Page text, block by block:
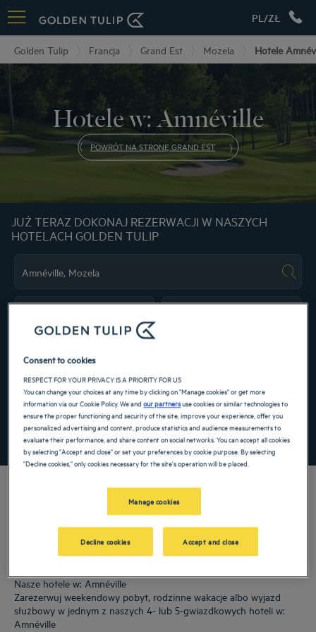
PL/ZŁ
Golden Tulip Francja Grand Est Mozela Hotele
Hotele w: Amnéville
POWRÓT NA STRONĘ GRAND EST
JUŻ TERAZ DOKONAJ REZERWACJI W NASZYCH
HOTELACH GOLDEN TULIP
Navigate forward to interact with the calendar and select a date. Press the
ZNAJDŹ HOTEL
Dodaj specjalny kod
Nasze hotele Golden Tulip witają Cię w: Amnéville. Restauracje, parking, dostępna
sala konferencyjna, wygodne pokoje — robimy, co w naszej mocy, aby Twój pobyt
Nasze hotele w: Amnéville
Zarezerwuj weekendowy pobyt, rodzinne wakacje albo wyjazd
służbowy w jednym z naszych 4- lub 5-gwiazdkowych hoteli w:
Amnéville
Consent to cookies
RESPECT FOR YOUR PRIVACY IS A PRIORITY FOR US
You can change your choices at any time by clicking on "Manage cookies" or get more
information via our Cookie Policy. We andour partnersuse cookies or similar technologies to
ensure the proper functioning and security of the site, improve your experience, offer you
personalized advertising and content, produce statistics and audience measurements to
evaluate their performance, and share content on social networks. You can accept all cookies
by selecting "Accept and close" or set your preferences by cookie purpose. By selecting
"Decline cookies," only cookies necessary for the site's operation will be placed.
Manage cookies
Decline cookies Accept and close